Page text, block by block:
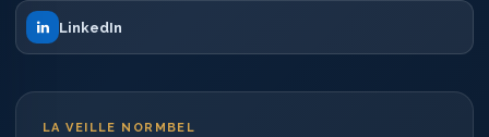
LinkedIn
LA VEILLE NORMBEL